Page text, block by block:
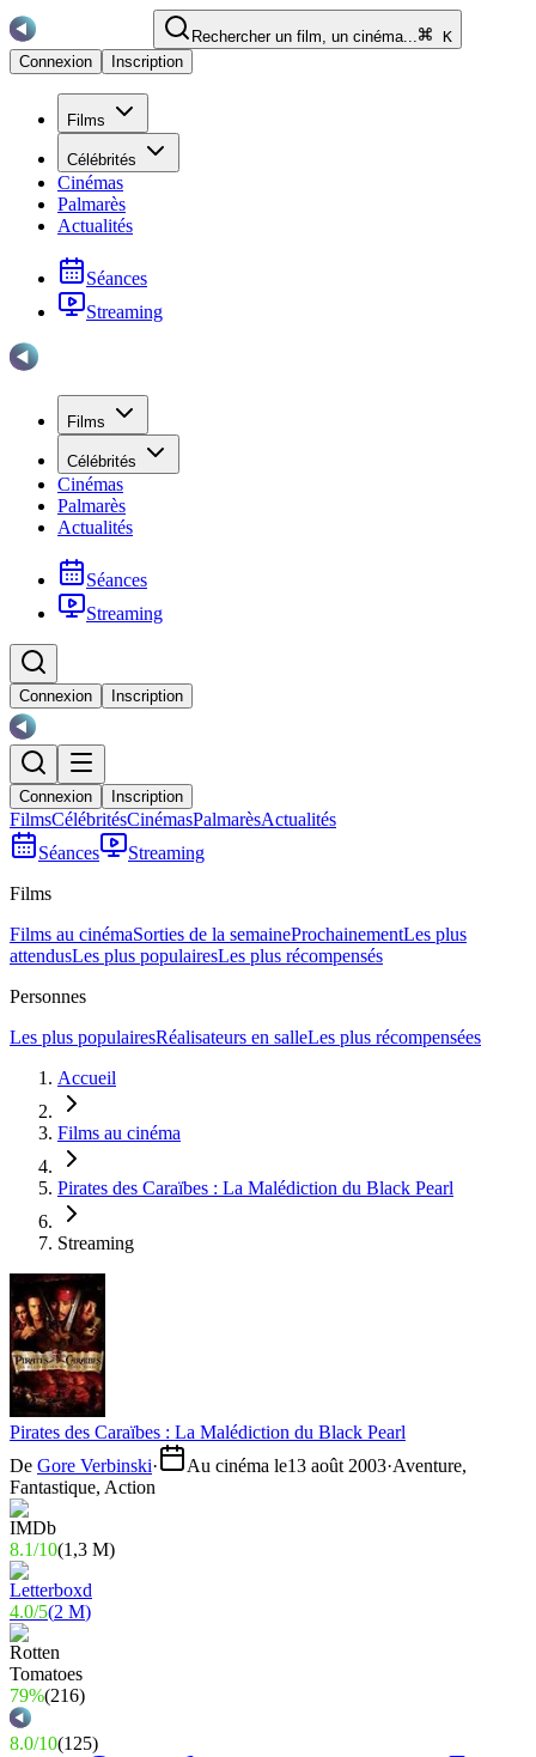
Rechercher un film, un cinéma...
K
Connexion
Inscription
Films
Célébrités
Cinémas
Palmarès
Actualités
Séances
Streaming
Films
Célébrités
Cinémas
Palmarès
Actualités
Séances
Streaming
Connexion Inscription
Connexion Inscription
FilmsCélébritésCinémasPalmarèsActualités
Séances
Streaming
Films
Films au cinémaSorties de la semaineProchainementLes plus
attendusLes plus populairesLes plus récompensés
Personnes
Les plus populairesRéalisateurs en salleLes plus récompensées
Accueil
Films au cinéma
Pirates des Caraïbes : La Malédiction du Black Pearl
Streaming
Pirates des Caraïbes : La Malédiction du Black Pearl
De Gore Verbinski· Au cinéma le13 août 2003·Aventure,
Fantastique, Action
8.1/10(1,3 M)
4.0/5(2 M)
79%(216)
8.0/10(125)